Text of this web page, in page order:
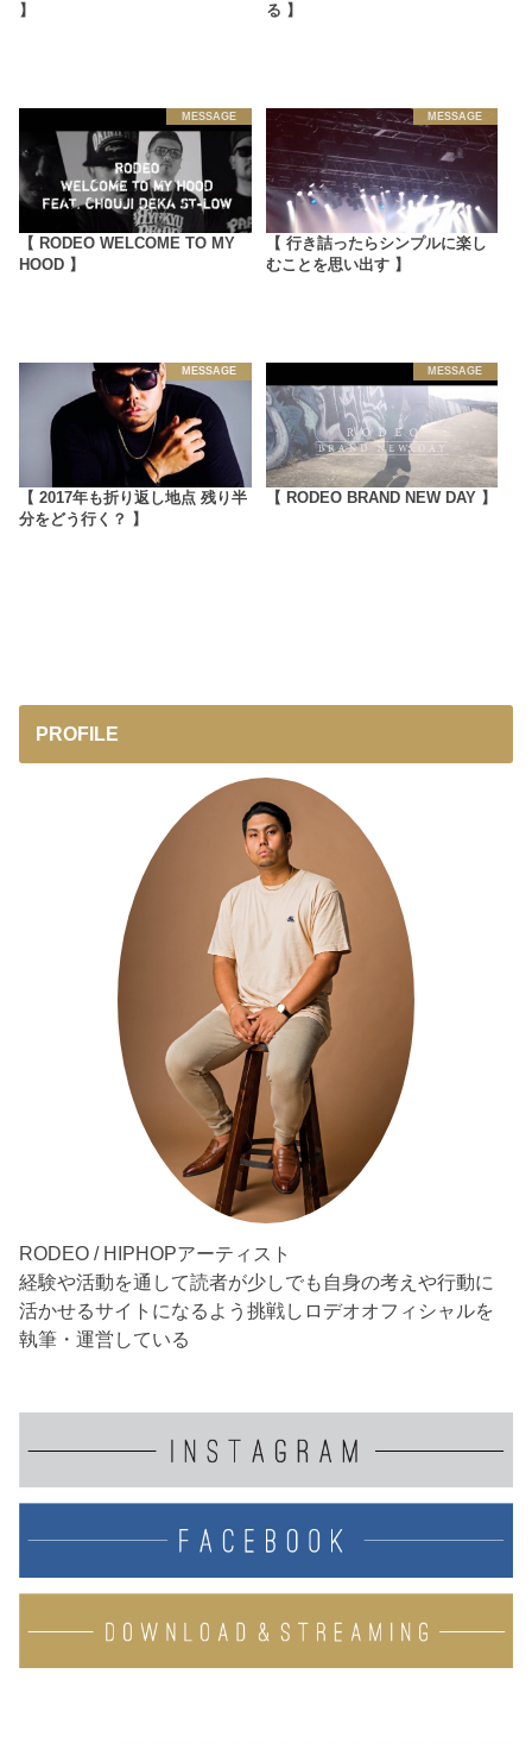
】
る 】
MESSAGE
【 RODEO WELCOME TO MY
HOOD 】
MESSAGE
【 行き詰ったらシンプルに楽し
むことを思い出す 】
MESSAGE
【 2017年も折り返し地点 残り半
分をどう行く？ 】
MESSAGE
【 RODEO BRAND NEW DAY 】
PROFILE
RODEO / HIPHOPアーティスト
経験や活動を通して読者が少しでも自身の考えや行動に
活かせるサイトになるよう挑戦しロデオオフィシャルを
執筆・運営している